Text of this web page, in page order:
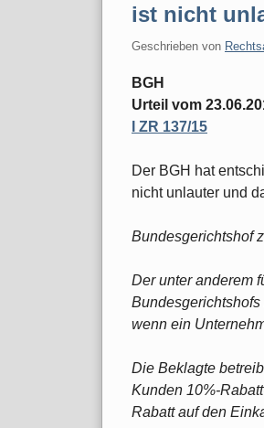
ist nicht
Geschrieben von
BGH
Urteil vom
I ZR 137/15
Der BGH hat
nicht unlauter und
Bundesgerichtshof
Der unter anderem
wenn ein
Die Beklagte
Kunden 10%-
Rabatt auf den